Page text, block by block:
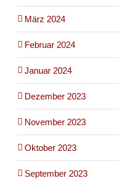
März 2024
Februar 2024
Januar 2024
Dezember 2023
November 2023
Oktober 2023
September 2023